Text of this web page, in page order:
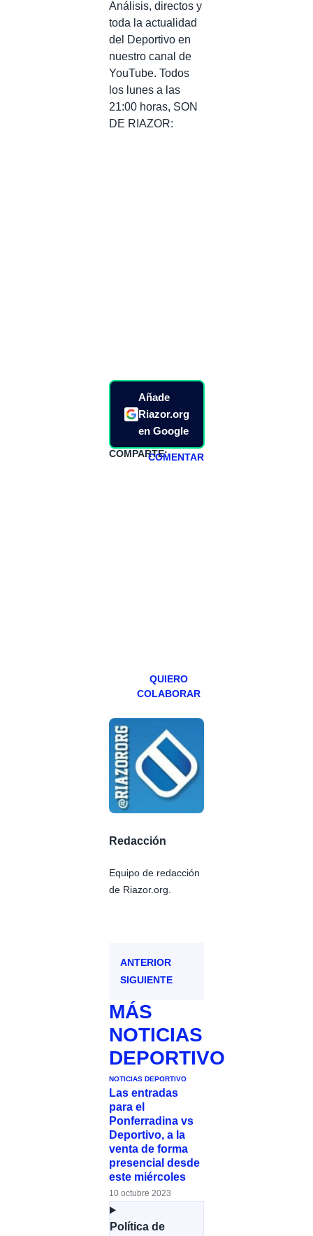
Análisis, directos y
toda la actualidad
del Deportivo en
nuestro canal de
YouTube. Todos
los lunes a las
21:00 horas, SON
DE RIAZOR:
Añade
Riazor.org
en Google
COMPARTE:COMENTAR
QUIERO
COLABORAR
Redacción
Equipo de redacción
de Riazor.org.
ANTERIOR
SIGUIENTE
MÁS
NOTICIAS
DEPORTIVO
NOTICIAS DEPORTIVO
Las entradas
para el
Ponferradina vs
Deportivo, a la
venta de forma
presencial desde
este miércoles
10 octubre 2023
Política de